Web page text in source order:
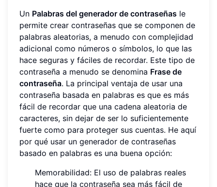
Un Palabras del generador de contraseñas le
permite crear contraseñas que se componen de
palabras aleatorias, a menudo con complejidad
adicional como números o símbolos, lo que las
hace seguras y fáciles de recordar. Este tipo de
contraseña a menudo se denomina Frase de
contraseña. La principal ventaja de usar una
contraseña basada en palabras es que es más
fácil de recordar que una cadena aleatoria de
caracteres, sin dejar de ser lo suficientemente
fuerte como para proteger sus cuentas. He aquí
por qué usar un generador de contraseñas
basado en palabras es una buena opción:
Memorabilidad: El uso de palabras reales
hace que la contraseña sea más fácil de